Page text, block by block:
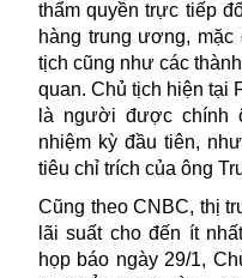
thẩm quyền trực tiếp
hàng trung ương,
tịch cũng như các
quan. Chủ tịch hiện tại
là người được chính
nhiệm kỳ đầu tiên,
tiêu chỉ trích của ông
Cũng theo CNBC, thị
lãi suất cho đến ít
họp báo ngày 29/1,